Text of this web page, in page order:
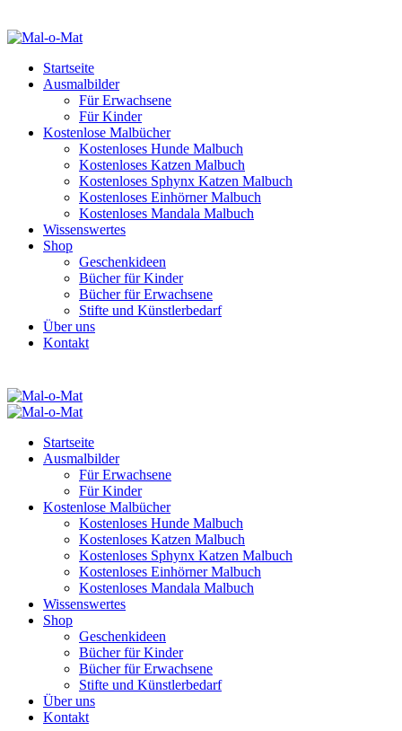
Startseite
Ausmalbilder
Für Erwachsene
Für Kinder
Kostenlose Malbücher
Kostenloses Hunde Malbuch
Kostenloses Katzen Malbuch
Kostenloses Sphynx Katzen Malbuch
Kostenloses Einhörner Malbuch
Kostenloses Mandala Malbuch
Wissenswertes
Shop
Geschenkideen
Bücher für Kinder
Bücher für Erwachsene
Stifte und Künstlerbedarf
Über uns
Kontakt
Startseite
Ausmalbilder
Für Erwachsene
Für Kinder
Kostenlose Malbücher
Kostenloses Hunde Malbuch
Kostenloses Katzen Malbuch
Kostenloses Sphynx Katzen Malbuch
Kostenloses Einhörner Malbuch
Kostenloses Mandala Malbuch
Wissenswertes
Shop
Geschenkideen
Bücher für Kinder
Bücher für Erwachsene
Stifte und Künstlerbedarf
Über uns
Kontakt